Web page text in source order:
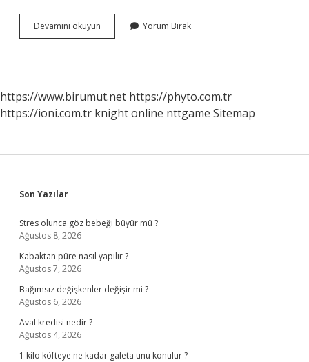
Devamını okuyun Transfer
Baskıda
Yorum Bırak
https://www.birumut.net https://phyto.com.tr
https://ioni.com.tr knight online nttgame Sitemap
Sidebar
Son Yazılar
Stres olunca göz bebeği büyür mü ?
Ağustos 8, 2026
Kabaktan püre nasıl yapılır ?
Ağustos 7, 2026
Bağımsız değişkenler değişir mi ?
Ağustos 6, 2026
Aval kredisi nedir ?
Ağustos 4, 2026
1 kilo köfteye ne kadar galeta unu konulur ?